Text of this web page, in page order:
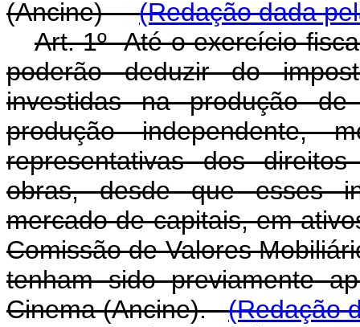
(Ancine)
(Redação dada
Art. 1º Até o exercício
poderão deduzir do
investidas na produção
produção independente,
representativas dos
obras, desde que esses
mercado de capitais, em
Comissão de Valores
tenham sido previamente
Cinema (Ancine).(Redação